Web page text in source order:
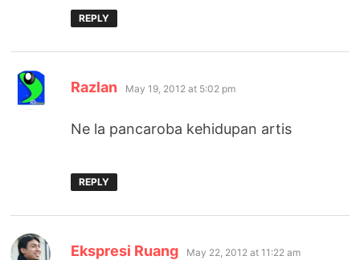
REPLY
Razlan says:
May 19, 2012 at 5:02 pm
Ne la pancaroba kehidupan artis
REPLY
Ekspresi Ruang says:
May 22, 2012 at 11:22 am